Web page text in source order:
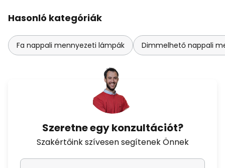
Hasonló kategóriák
Fa nappali mennyezeti lámpák Dimmelhető nappali
Szeretne egy konzultációt?
Szakértőink szívesen segítenek Önnek